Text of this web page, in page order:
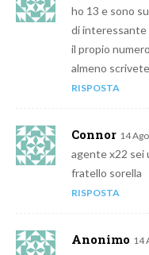
ho 13 e sono
di interessante
il propio
almeno scrivete
RISPOSTA
Connor 14
agente x22 sei
fratello sorella
RISPOSTA
Anonimo 14